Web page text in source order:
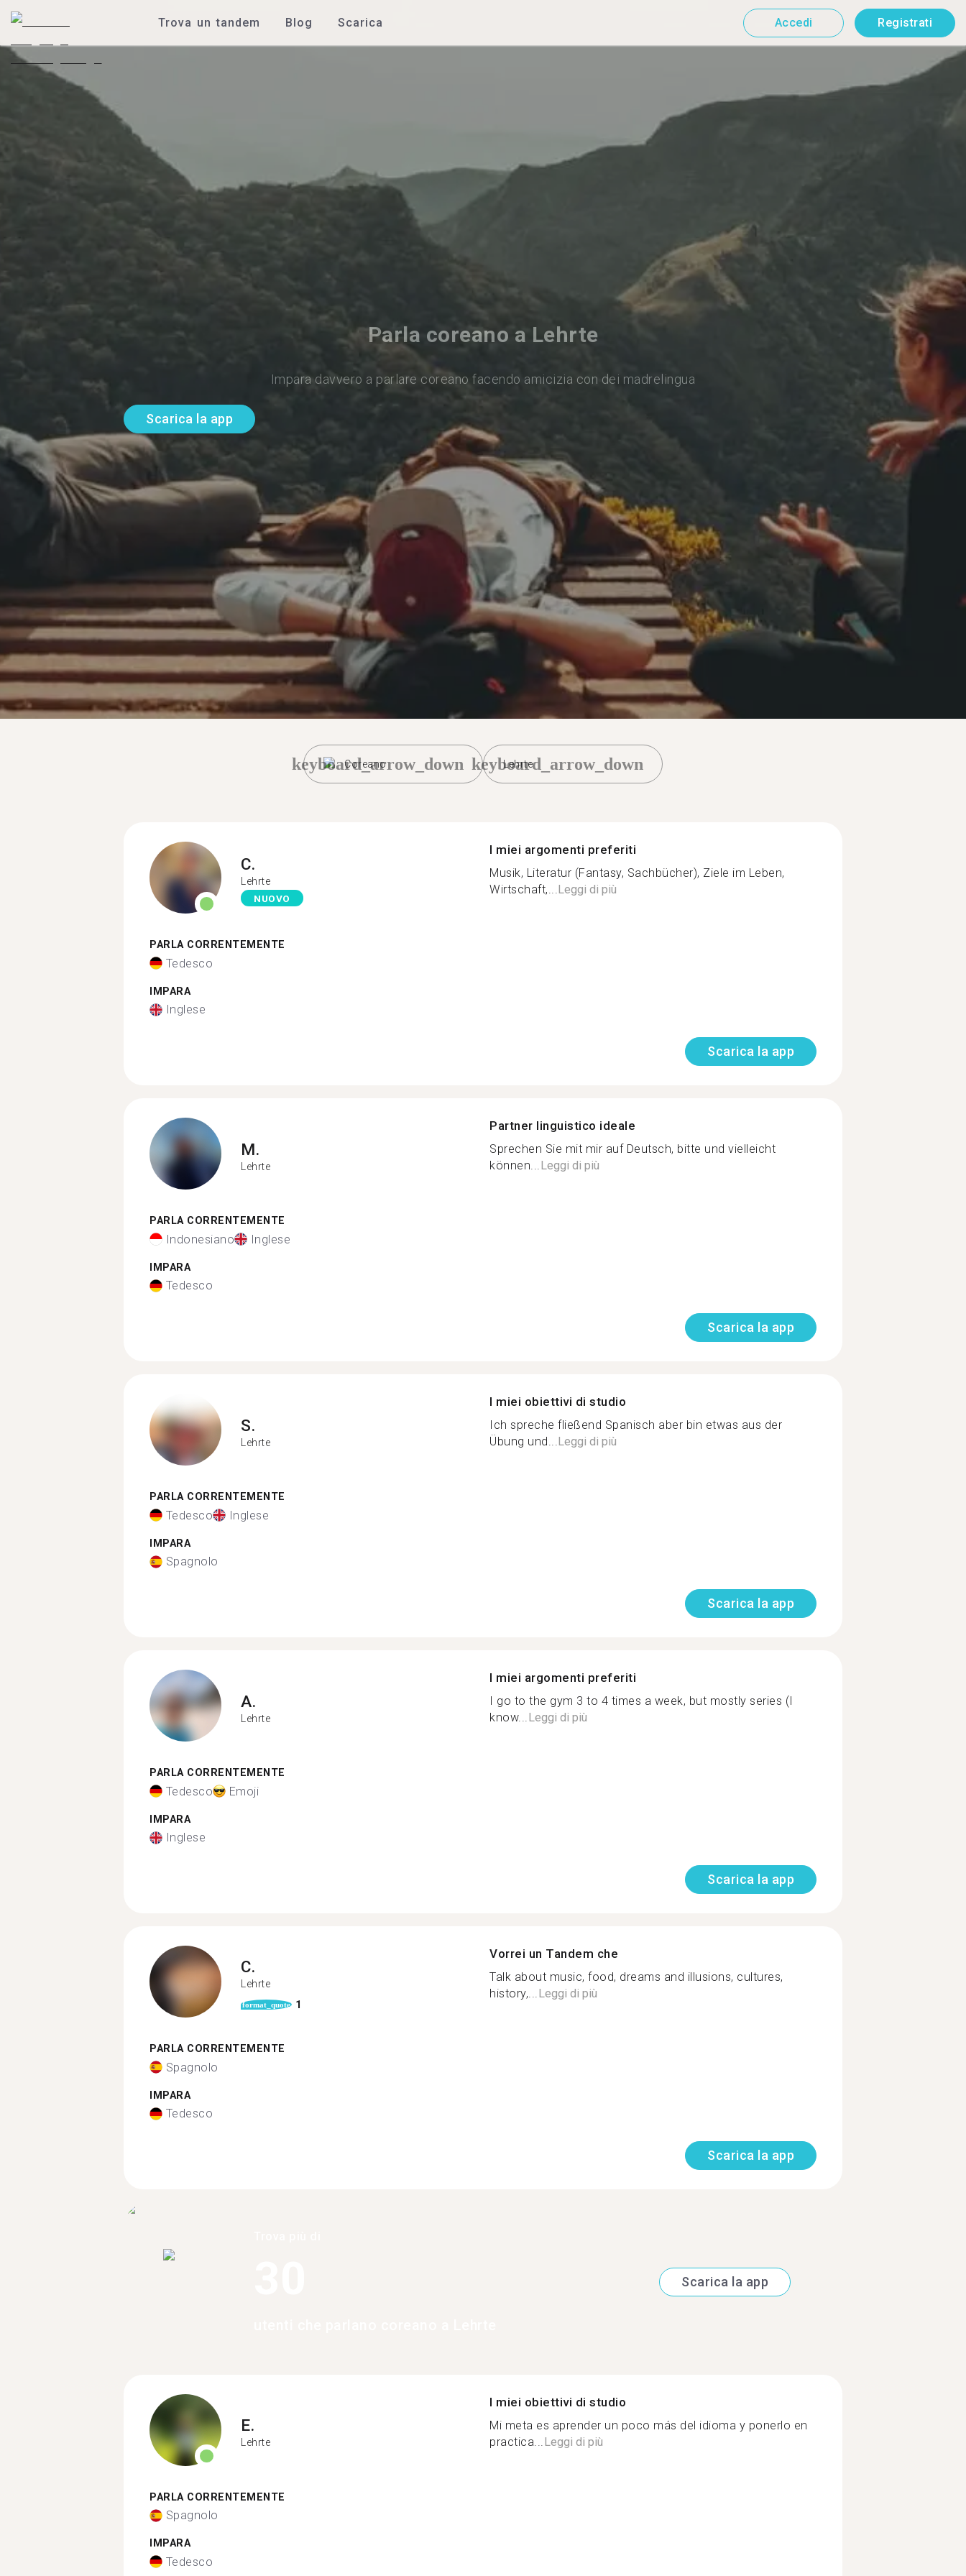
Trova un tandem Blog Scarica Accedi Registrati
Parla coreano a Lehrte
Impara davvero a parlare coreano facendo amicizia con dei madrelingua
Scarica la app
Coreano
keyboard_arrow_down Lehrte
keyboard_arrow_down
C.
Lehrte
NUOVO
PARLA CORRENTEMENTE
Tedesco
IMPARA
Inglese
I miei argomenti preferiti
Musik, Literatur (Fantasy, Sachbücher), Ziele im Leben,
Wirtschaft,...Leggi di più
Scarica la app
M.
Lehrte
PARLA CORRENTEMENTE
Indonesiano Inglese
IMPARA
Tedesco
Partner linguistico ideale
Sprechen Sie mit mir auf Deutsch, bitte und vielleicht
können...Leggi di più
Scarica la app
S.
Lehrte
PARLA CORRENTEMENTE
Tedesco Inglese
IMPARA
Spagnolo
I miei obiettivi di studio
Ich spreche fließend Spanisch aber bin etwas aus der
Übung und...Leggi di più
Scarica la app
A.
Lehrte
PARLA CORRENTEMENTE
Tedesco Emoji
IMPARA
Inglese
I miei argomenti preferiti
I go to the gym 3 to 4 times a week, but mostly series (I
know...Leggi di più
Scarica la app
C.
Lehrte
format_quote 1
PARLA CORRENTEMENTE
Spagnolo
IMPARA
Tedesco
Vorrei un Tandem che
Talk about music, food, dreams and illusions, cultures,
history,...Leggi di più
Scarica la app
Scarica la app
E.
Lehrte
PARLA CORRENTEMENTE
Spagnolo
IMPARA
Tedesco
I miei obiettivi di studio
Mi meta es aprender un poco más del idioma y ponerlo en
practica... Leggi di più